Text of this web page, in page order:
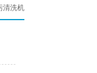
清洗机